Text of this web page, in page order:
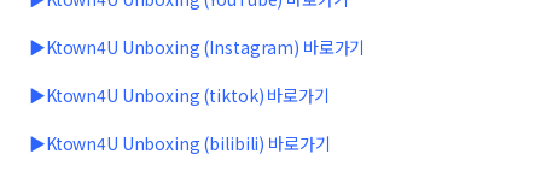
▶Ktown4U Unboxing (Instagram) 바로가기
▶Ktown4U Unboxing (tiktok) 바로가기
▶Ktown4U Unboxing (bilibili) 바로가기